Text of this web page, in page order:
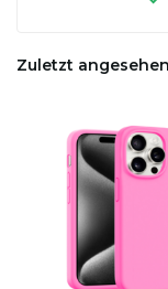
Zuletzt angesehen